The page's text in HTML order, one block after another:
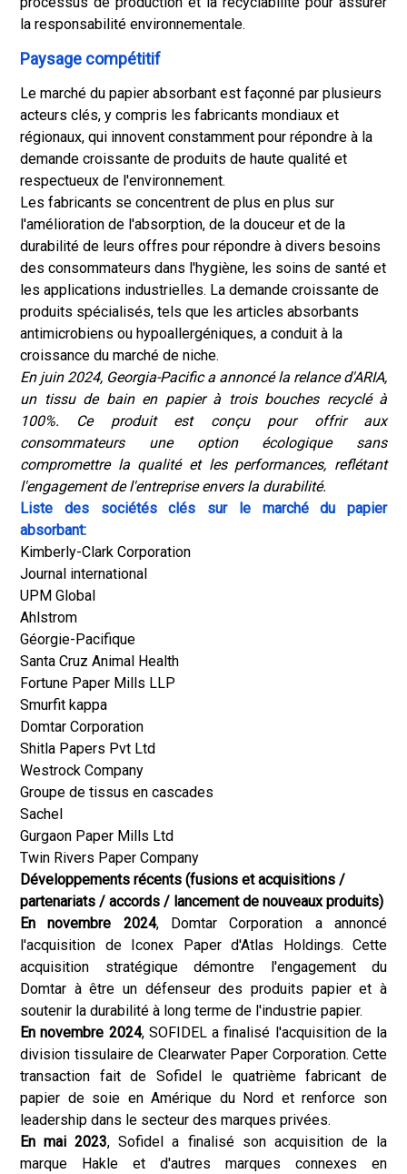
la responsabilité environnementale.
Paysage compétitif
Le marché du papier absorbant est façonné par plusieurs
acteurs clés, y compris les fabricants mondiaux et
régionaux, qui innovent constamment pour répondre à la
demande croissante de produits de haute qualité et
respectueux de l'environnement.
Les fabricants se concentrent de plus en plus sur
l'amélioration de l'absorption, de la douceur et de la
durabilité de leurs offres pour répondre à divers besoins
des consommateurs dans l'hygiène, les soins de santé et
les applications industrielles. La demande croissante de
produits spécialisés, tels que les articles absorbants
antimicrobiens ou hypoallergéniques, a conduit à la
croissance du marché de niche.
En juin 2024, Georgia-Pacific a annoncé la relance d'ARIA,
un tissu de bain en papier à trois bouches recyclé à
100%. Ce produit est conçu pour offrir aux
consommateurs une option écologique sans
compromettre la qualité et les performances, reflétant
l'engagement de l'entreprise envers la durabilité.
Liste des sociétés clés sur le marché du papier
absorbant:
Kimberly-Clark Corporation
Journal international
UPM Global
Ahlstrom
Géorgie-Pacifique
Santa Cruz Animal Health
Fortune Paper Mills LLP
Smurfit kappa
Domtar Corporation
Shitla Papers Pvt Ltd
Westrock Company
Groupe de tissus en cascades
Sachel
Gurgaon Paper Mills Ltd
Twin Rivers Paper Company
Développements récents (fusions et acquisitions /
partenariats / accords / lancement de nouveaux produits)
En novembre 2024, Domtar Corporation a annoncé
l'acquisition de Iconex Paper d'Atlas Holdings. Cette
acquisition stratégique démontre l'engagement du
Domtar à être un défenseur des produits papier et à
soutenir la durabilité à long terme de l'industrie papier.
En novembre 2024, SOFIDEL a finalisé l'acquisition de la
division tissulaire de Clearwater Paper Corporation. Cette
transaction fait de Sofidel le quatrième fabricant de
papier de soie en Amérique du Nord et renforce son
leadership dans le secteur des marques privées.
En mai 2023, Sofidel a finalisé son acquisition de la
marque Hakle et d'autres marques connexes en